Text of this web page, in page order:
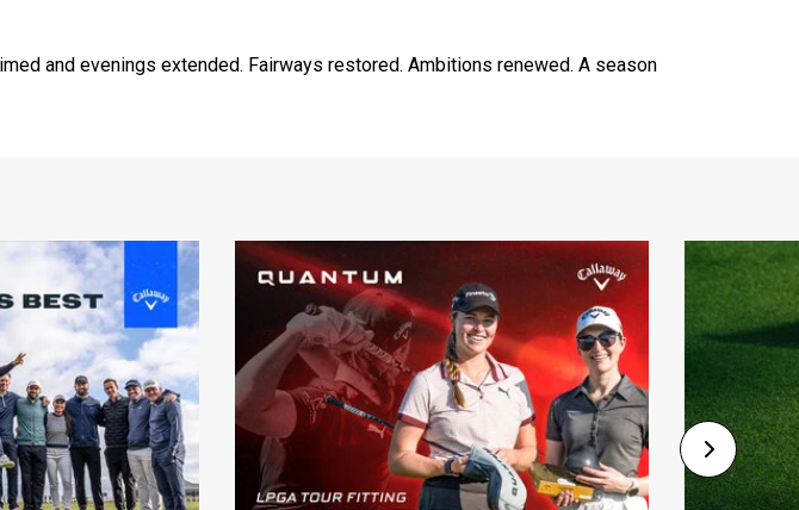
and evenings extended. Fairways restored. Ambitions renewed. A season